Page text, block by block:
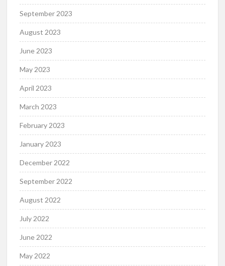
September 2023
August 2023
June 2023
May 2023
April 2023
March 2023
February 2023
January 2023
December 2022
September 2022
August 2022
July 2022
June 2022
May 2022